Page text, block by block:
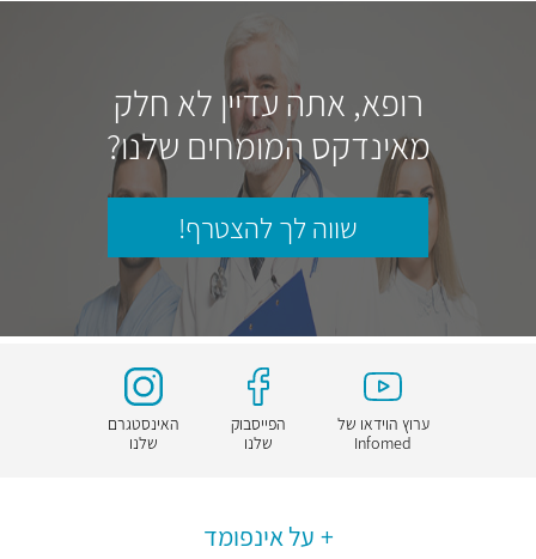
רופא, אתה עדיין לא חלק
מאינדקס המומחים שלנו?
שווה לך להצטרף!
ערוץ הוידאו של
Infomed
הפייסבוק
שלנו
האינסטגרם
שלנו
על אינפומד